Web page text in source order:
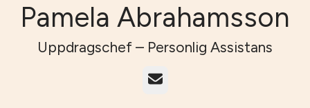
Pamela Abrahamsson
Uppdragschef – Personlig Assistans
E-post